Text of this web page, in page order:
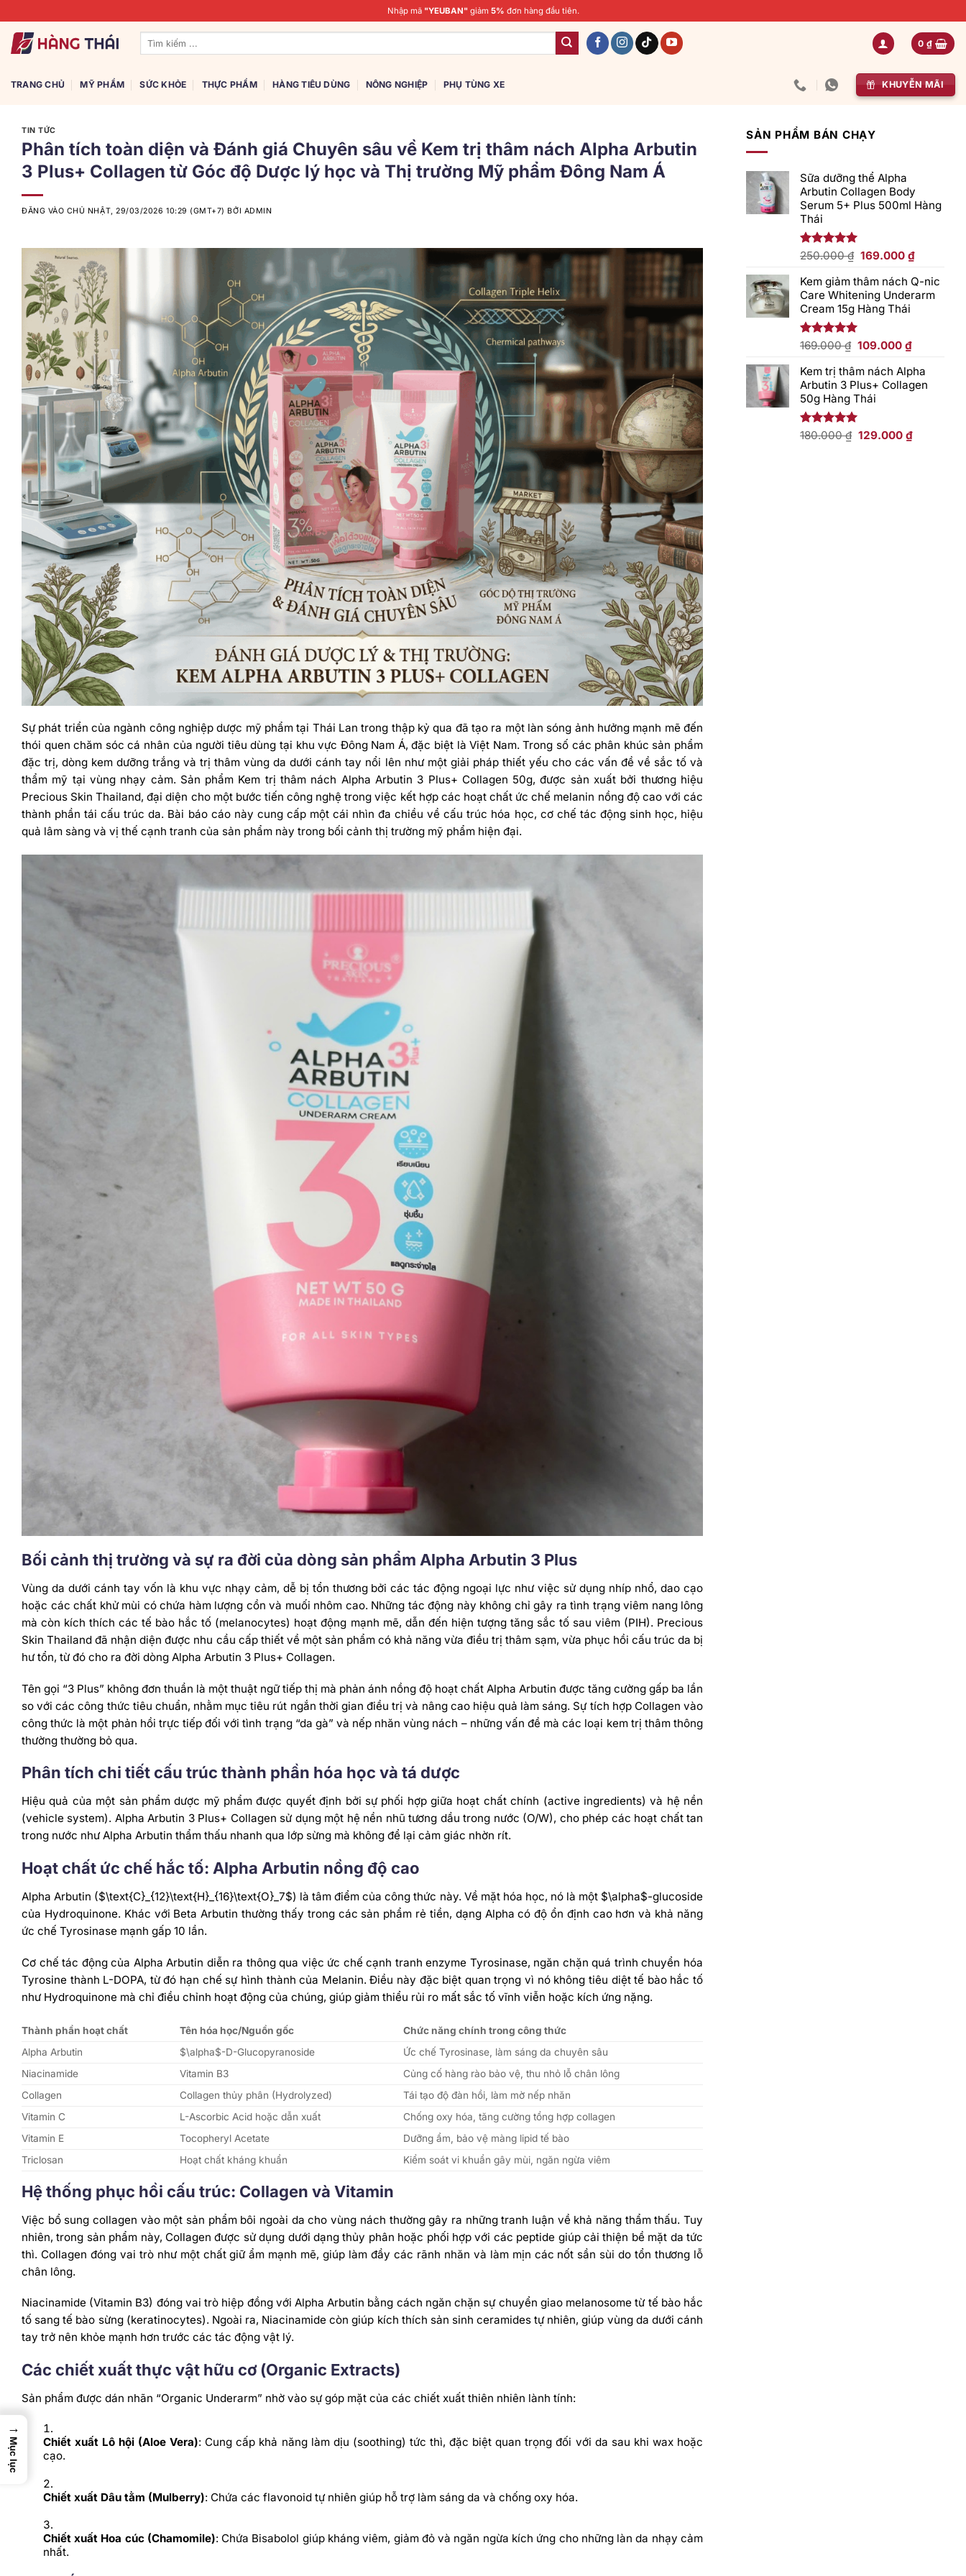
qua
nội
Nhập mã "YEUBAN" giảm 5% đơn hàng đầu tiên.
Tìm
0 ₫
TRANG CHỦ MỸ PHẨM SỨC KHỎE THỰC PHẨM HÀNG TIÊU DÙNG NÔNG NGHIỆP PHỤ TÙNG XE KHUYỄN MÃI
TIN TỨC
Phân tích toàn diện và Đánh giá Chuyên sâu về Kem trị thâm nách Alpha Arbutin
3 Plus+ Collagen từ Góc độ Dược lý học và Thị trường Mỹ phẩm Đông Nam Á
ĐĂNG VÀO CHỦ NHẬT, 29/03/2026 10:29 (GMT+7) BỞI ADMIN
Sự phát triển của ngành công nghiệp dược mỹ phẩm tại Thái Lan trong thập kỷ qua đã tạo ra một làn sóng ảnh hưởng mạnh mẽ đến
thói quen chăm sóc cá nhân của người tiêu dùng tại khu vực Đông Nam Á, đặc biệt là Việt Nam. Trong số các phân khúc sản phẩm
đặc trị, dòng kem dưỡng trắng và trị thâm vùng da dưới cánh tay nổi lên như một giải pháp thiết yếu cho các vấn đề về sắc tố và
thẩm mỹ tại vùng nhạy cảm. Sản phẩm Kem trị thâm nách Alpha Arbutin 3 Plus+ Collagen 50g, được sản xuất bởi thương hiệu
Precious Skin Thailand, đại diện cho một bước tiến công nghệ trong việc kết hợp các hoạt chất ức chế melanin nồng độ cao với các
thành phần tái cấu trúc da. Bài báo cáo này cung cấp một cái nhìn đa chiều về cấu trúc hóa học, cơ chế tác động sinh học, hiệu
quả lâm sàng và vị thế cạnh tranh của sản phẩm này trong bối cảnh thị trường mỹ phẩm hiện đại.
Bối cảnh thị trường và sự ra đời của dòng sản phẩm Alpha Arbutin 3 Plus
Vùng da dưới cánh tay vốn là khu vực nhạy cảm, dễ bị tổn thương bởi các tác động ngoại lực như việc sử dụng nhíp nhổ, dao cạo
hoặc các chất khử mùi có chứa hàm lượng cồn và muối nhôm cao. Những tác động này không chỉ gây ra tình trạng viêm nang lông
mà còn kích thích các tế bào hắc tố (melanocytes) hoạt động mạnh mẽ, dẫn đến hiện tượng tăng sắc tố sau viêm (PIH). Precious
Skin Thailand đã nhận diện được nhu cầu cấp thiết về một sản phẩm có khả năng vừa điều trị thâm sạm, vừa phục hồi cấu trúc da bị
hư tổn, từ đó cho ra đời dòng Alpha Arbutin 3 Plus+ Collagen.
Tên gọi “3 Plus” không đơn thuần là một thuật ngữ tiếp thị mà phản ánh nồng độ hoạt chất Alpha Arbutin được tăng cường gấp ba lần
so với các công thức tiêu chuẩn, nhằm mục tiêu rút ngắn thời gian điều trị và nâng cao hiệu quả làm sáng. Sự tích hợp Collagen vào
công thức là một phản hồi trực tiếp đối với tình trạng “da gà” và nếp nhăn vùng nách – những vấn đề mà các loại kem trị thâm thông
thường thường bỏ qua.
Phân tích chi tiết cấu trúc thành phần hóa học và tá dược
Hiệu quả của một sản phẩm dược mỹ phẩm được quyết định bởi sự phối hợp giữa hoạt chất chính (active ingredients) và hệ nền
(vehicle system). Alpha Arbutin 3 Plus+ Collagen sử dụng một hệ nền nhũ tương dầu trong nước (O/W), cho phép các hoạt chất tan
trong nước như Alpha Arbutin thẩm thấu nhanh qua lớp sừng mà không để lại cảm giác nhờn rít.
Hoạt chất ức chế hắc tố: Alpha Arbutin nồng độ cao
Alpha Arbutin ($\text{C}_{12}\text{H}_{16}\text{O}_7$) là tâm điểm của công thức này. Về mặt hóa học, nó là một $\alpha$-glucoside
của Hydroquinone. Khác với Beta Arbutin thường thấy trong các sản phẩm rẻ tiền, dạng Alpha có độ ổn định cao hơn và khả năng
ức chế Tyrosinase mạnh gấp 10 lần.
Cơ chế tác động của Alpha Arbutin diễn ra thông qua việc ức chế cạnh tranh enzyme Tyrosinase, ngăn chặn quá trình chuyển hóa
Tyrosine thành L-DOPA, từ đó hạn chế sự hình thành của Melanin. Điều này đặc biệt quan trọng vì nó không tiêu diệt tế bào hắc tố
như Hydroquinone mà chỉ điều chỉnh hoạt động của chúng, giúp giảm thiểu rủi ro mất sắc tố vĩnh viễn hoặc kích ứng nặng.
Thành phần hoạt chất Tên hóa học/Nguồn gốc
Chức năng chính trong công thức
Alpha Arbutin
$\alpha$-D-Glucopyranoside
Ức chế Tyrosinase, làm sáng da chuyên sâu
Niacinamide
Vitamin B3
Củng cố hàng rào bảo vệ, thu nhỏ lỗ chân lông
Collagen
Collagen thủy phân (Hydrolyzed)
Tái tạo độ đàn hồi, làm mờ nếp nhăn
Vitamin C
L-Ascorbic Acid hoặc dẫn xuất
Chống oxy hóa, tăng cường tổng hợp collagen
Vitamin E
Tocopheryl Acetate
Dưỡng ẩm, bảo vệ màng lipid tế bào
Triclosan
Hoạt chất kháng khuẩn Kiểm soát vi khuẩn gây mùi, ngăn ngừa viêm
Hệ thống phục hồi cấu trúc: Collagen và Vitamin
Việc bổ sung collagen vào một sản phẩm bôi ngoài da cho vùng nách thường gây ra những tranh luận về khả năng thẩm thấu. Tuy
nhiên, trong sản phẩm này, Collagen được sử dụng dưới dạng thủy phân hoặc phối hợp với các peptide giúp cải thiện bề mặt da tức
thì. Collagen đóng vai trò như một chất giữ ẩm mạnh mẽ, giúp làm đầy các rãnh nhăn và làm mịn các nốt sần sùi do tổn thương lỗ
chân lông.
Niacinamide (Vitamin B3) đóng vai trò hiệp đồng với Alpha Arbutin bằng cách ngăn chặn sự chuyển giao melanosome từ tế bào hắc
tố sang tế bào sừng (keratinocytes). Ngoài ra, Niacinamide còn giúp kích thích sản sinh ceramides tự nhiên, giúp vùng da dưới cánh
tay trở nên khỏe mạnh hơn trước các tác động vật lý.
Các chiết xuất thực vật hữu cơ (Organic Extracts)
Sản phẩm được dán nhãn “Organic Underarm” nhờ vào sự góp mặt của các chiết xuất thiên nhiên lành tính:
Chiết xuất Lô hội (Aloe Vera): Cung cấp khả năng làm dịu (soothing) tức thì, đặc biệt quan trọng đối với da sau khi wax hoặc
cạo.
Chiết xuất Dâu tằm (Mulberry): Chứa các flavonoid tự nhiên giúp hỗ trợ làm sáng da và chống oxy hóa.
Chiết xuất Hoa cúc (Chamomile): Chứa Bisabolol giúp kháng viêm, giảm đỏ và ngăn ngừa kích ứng cho những làn da nhạy cảm
nhất.
SẢN PHẨM BÁN CHẠY
Sữa dưỡng thể Alpha
Arbutin Collagen Body
Serum 5+ Plus 500ml Hàng
Thái
Được xếp
5 sao
250.000₫ Giá
là:
250.000 ₫.
169.000 ₫Giá
tại
là:
Kem giảm thâm nách Q-nic
Care Whitening Underarm
Cream 15g Hàng Thái
Được xếp
5.00
5 sao
169.000₫ Giá
là:
169.000 ₫.
109.000 ₫Giá
tại
là:
Kem trị thâm nách Alpha
Arbutin 3 Plus+ Collagen
50g Hàng Thái
Được xếp
5.00
180.000₫ Giá
129.000 ₫Giá
→
Mục lục